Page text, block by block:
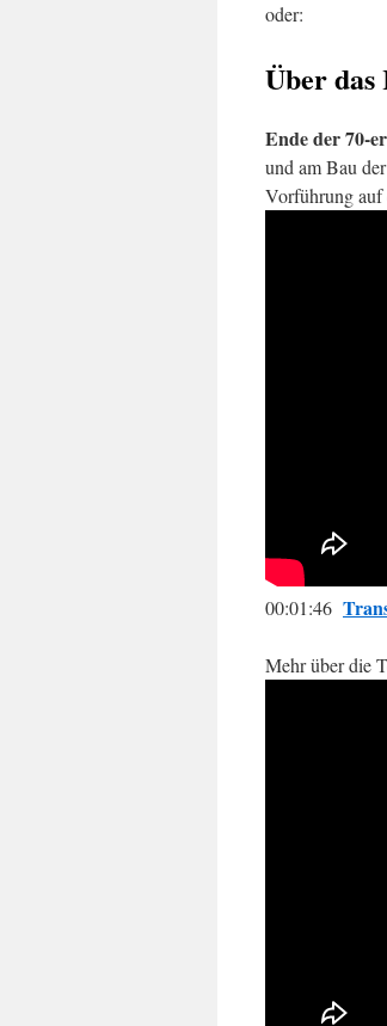
oder:
Über das
Ende der 70-
und am Bau der
Vorführung auf
00:01:46
Mehr über die